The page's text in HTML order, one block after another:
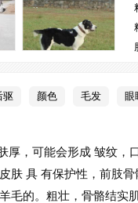
驱 颜色 毛发 眼
厚，可能会形成 皱纹，
肤 具 有保护性，前肢
毛的。粗壮，骨骼结实